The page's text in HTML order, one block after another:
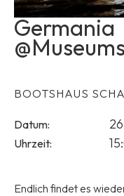
Germania
BOOTSHAUS
Datum:
Uhrzeit:
Endlich findet es